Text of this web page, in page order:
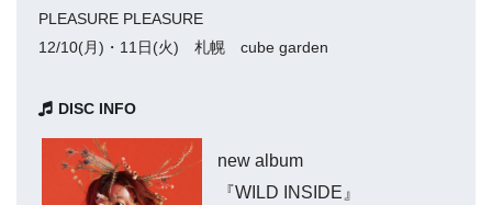
PLEASURE PLEASURE
12/10(月)・11日(火) 札幌 cube garden
DISC INFO
new album
『WILD INSIDE』